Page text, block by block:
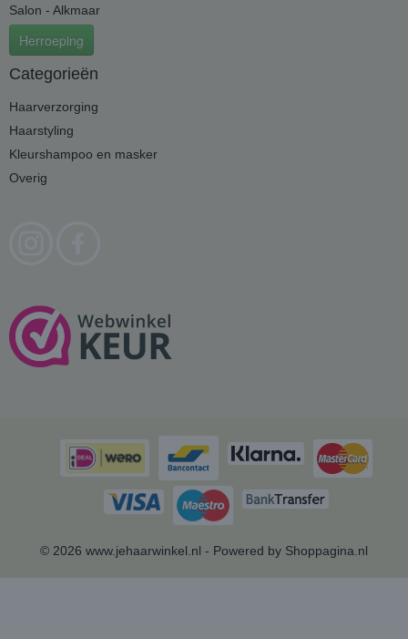
Salon - Alkmaar
Herroeping
Categorieën
Haarverzorging
Haarstyling
Kleurshampoo en masker
Overig
© 2026 www.jehaarwinkel.nl - Powered by Shoppagina.nl